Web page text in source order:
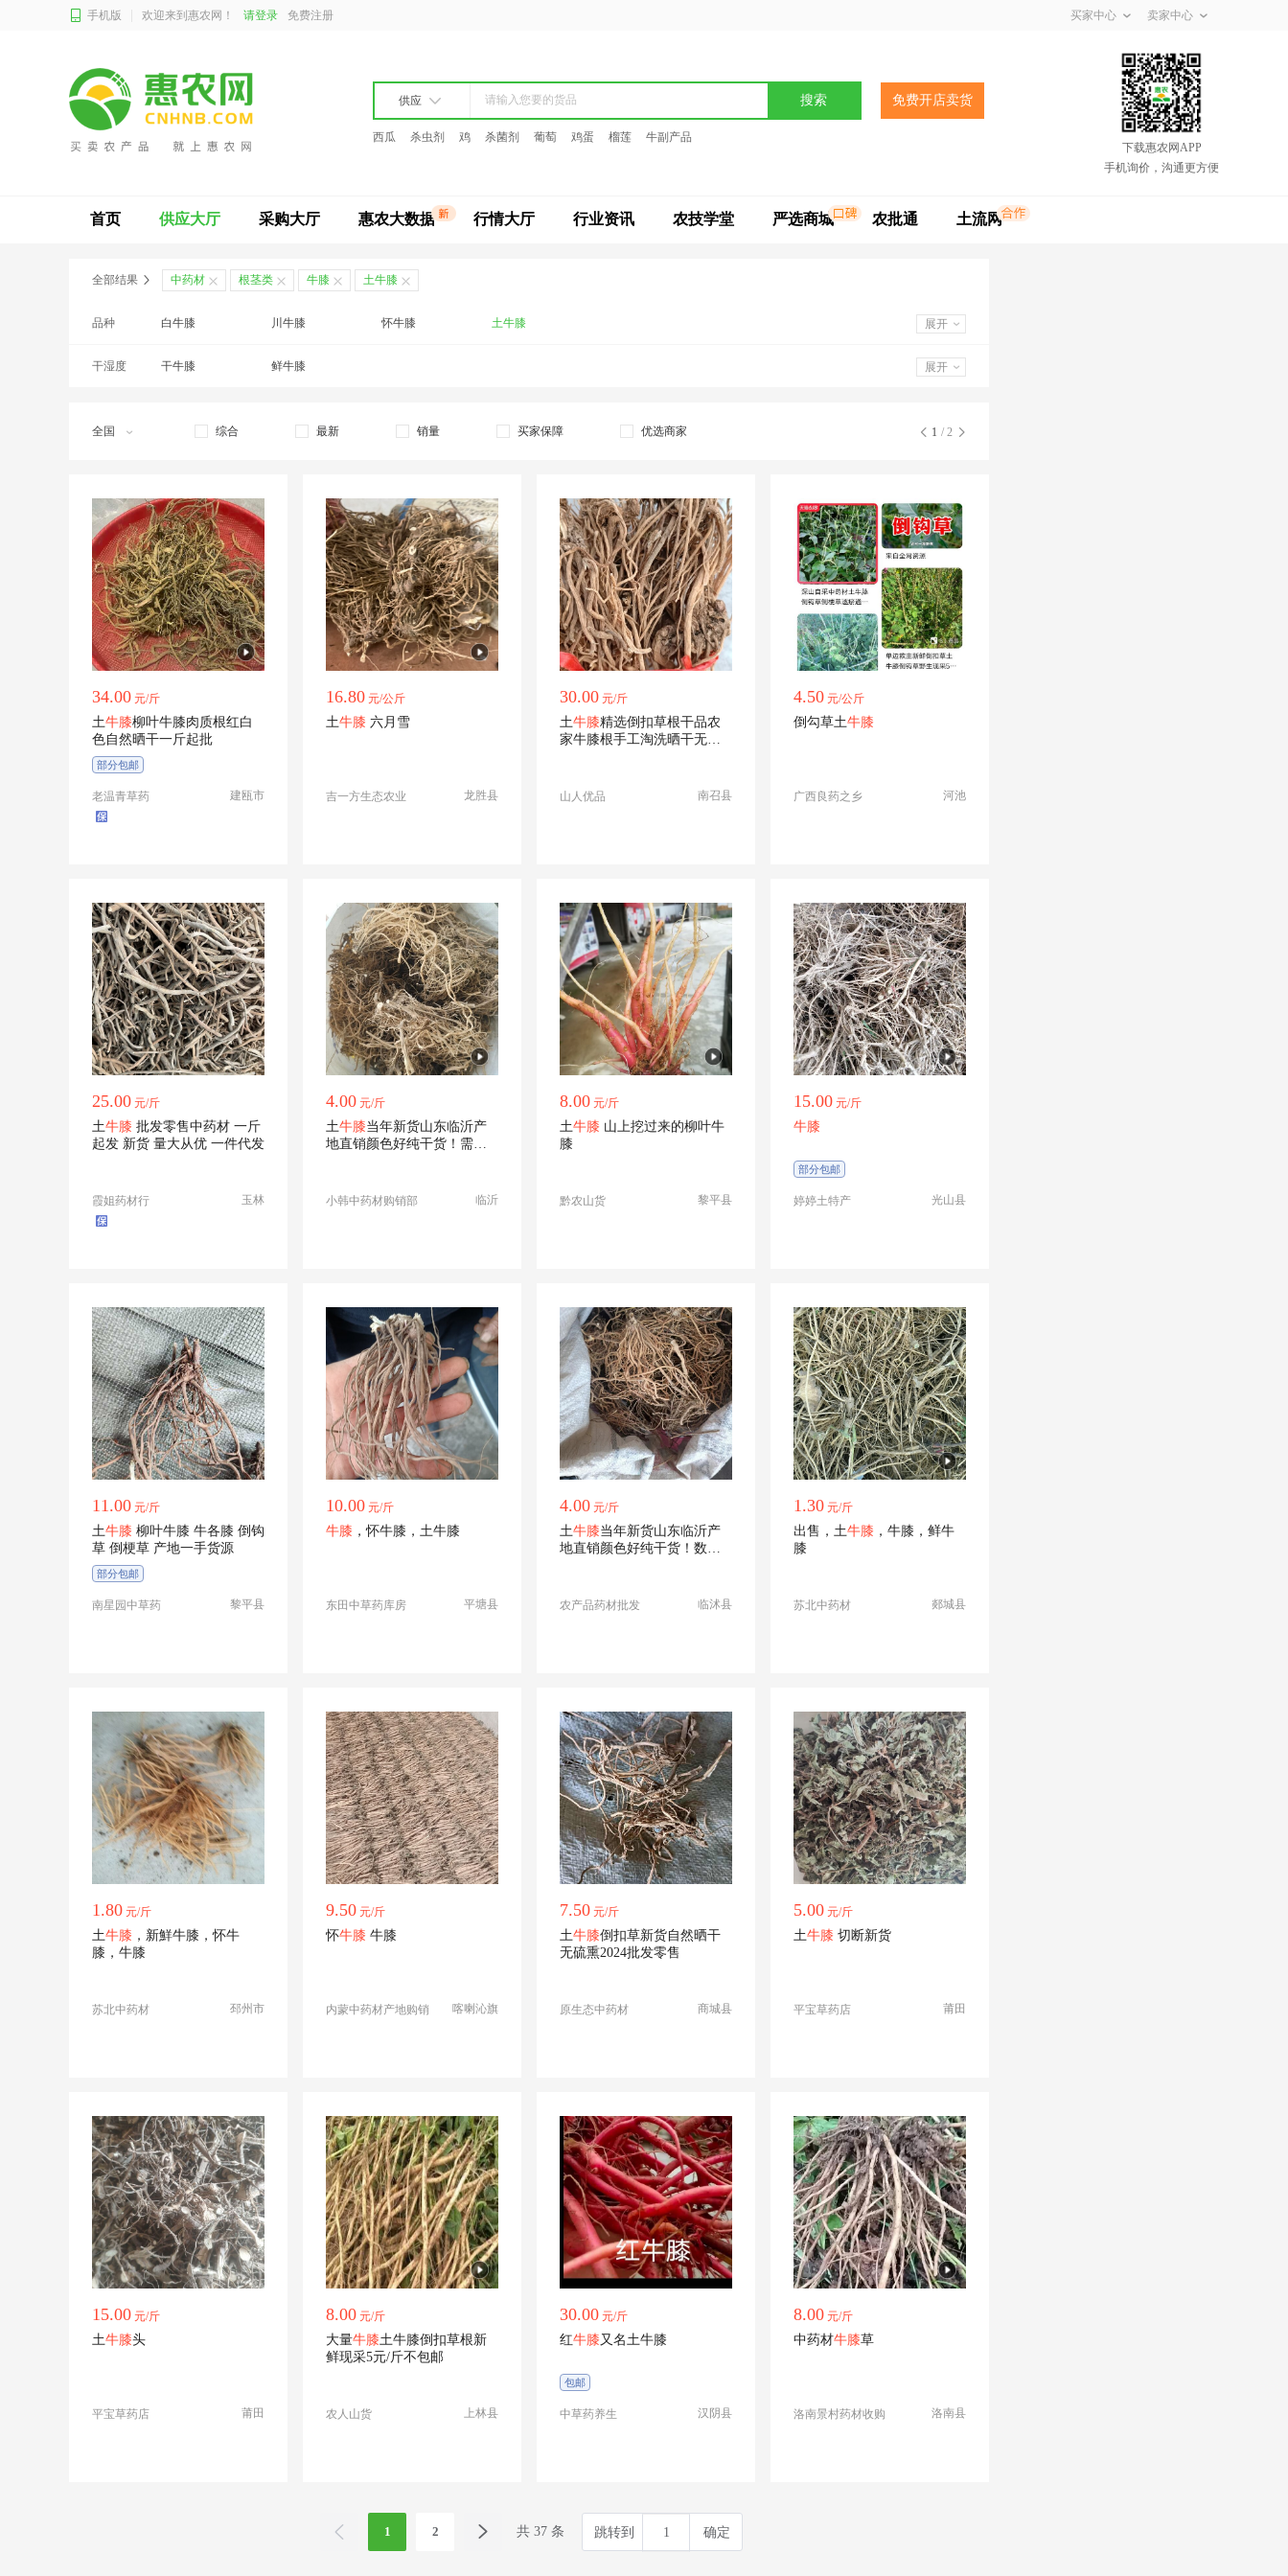
手机版 欢迎来到惠农网！ 请登录 免费注册 买家中心 卖家中心
供应 搜索 免费开店卖货
西瓜 杀虫剂 鸡 杀菌剂 葡萄 鸡蛋 榴莲
牛副产品
下载惠农网APP
手机询价，沟通更方便
首页 供应大厅 采购大厅 惠农大数据 行情大厅 行业资讯 农技学堂 严选商城 农批通 土流网
全部结果 中药材 根茎类 牛膝 土牛膝
品种 白牛膝 川牛膝 怀牛膝 土牛膝 展开
干湿度 干牛膝 鲜牛膝 展开
全国 综合 最新 销量 买家保障 优选商家 1 / 2
34.00 元/斤
土牛膝柳叶牛膝肉质根红白
色自然晒干一斤起批
部分包邮
老温青草药 建瓯市
16.80 元/公斤
土牛膝 六月雪
吉一方生态农业 龙胜县
30.00 元/斤
土牛膝精选倒扣草根干品农
家牛膝根手工淘洗晒干无硫
山人优品 南召县
4.50 元/公斤
倒勾草土牛膝
广西良药之乡 河池
25.00 元/斤
土牛膝 批发零售中药材 一斤
起发 新货 量大从优 一件代发
霞姐药材行 玉林
4.00 元/斤
土牛膝当年新货山东临沂产
地直销颜色好纯干货！需要
小韩中药材购销部 临沂
8.00 元/斤
土牛膝
膝
黔农山货 黎平县
15.00 元/斤
牛膝
部分包邮
婷婷土特产 光山县
11.00 元/斤
土牛膝 柳叶牛膝 牛各膝 倒钩
草 倒梗草 产地一手货源
部分包邮
南星园中草药 黎平县
10.00 元/斤
牛膝 ，怀牛膝，土牛膝
东田中草药库房 平塘县
4.00 元/斤
土牛膝当年新货山东临沂产
地直销颜色好纯干货！数量
农产品药材批发 临沭县
1.30 元/斤
出售，土牛膝 ，牛膝，鲜牛
膝
苏北中药材 郯城县
1.80 元/斤
土牛膝 ，新鮮牛膝，怀牛
膝，牛膝
苏北中药材 邳州市
9.50 元/斤
怀牛膝 牛膝
内蒙中药材产地购销 喀喇沁旗
7.50 元/斤
土牛膝倒扣草新货自然晒干
无硫熏2024批发零售
原生态中药材 商城县
5.00 元/斤
土牛膝 切断新货
平宝草药店 莆田
15.00 元/斤
土牛膝头
平宝草药店 莆田
8.00 元/斤
大量牛膝土牛膝倒扣草根新
鲜现采5元/斤不包邮
农人山货 上林县
30.00 元/斤
红牛膝 又名土牛膝
包邮
中草药养生 汉阴县
8.00 元/斤
中药材牛膝草
洛南景村药材收购 洛南县
1 2 共 37 条 跳转到 确定